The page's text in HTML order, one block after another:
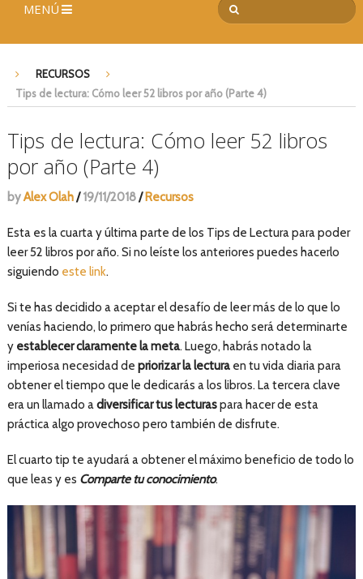
MENÚ
RECURSOS
Tips de lectura: Cómo leer 52 libros por año (Parte 4)
Tips de lectura: Cómo leer 52 libros
por año (Parte 4)
byAlex Olah/ 19/11/2018/ Recursos
Esta es la cuarta y última parte de los Tips de Lectura para poder
leer 52 libros por año. Si no leíste los anteriores puedes hacerlo
siguiendo este link.
Si te has decidido a aceptar el desafío de leer más de lo que lo
venías haciendo, lo primero que habrás hecho será determinarte
y establecer claramente la meta. Luego, habrás notado la
imperiosa necesidad de priorizar la lecturaen tu vida diaria para
obtener el tiempo que le dedicarás a los libros. La tercera clave
era un llamado adiversificar tus lecturaspara hacer de esta
práctica algo provechoso pero también de disfrute.
El cuarto tip te ayudará a obtener el máximo beneficio de todo lo
que leas y es Comparte tu conocimiento.